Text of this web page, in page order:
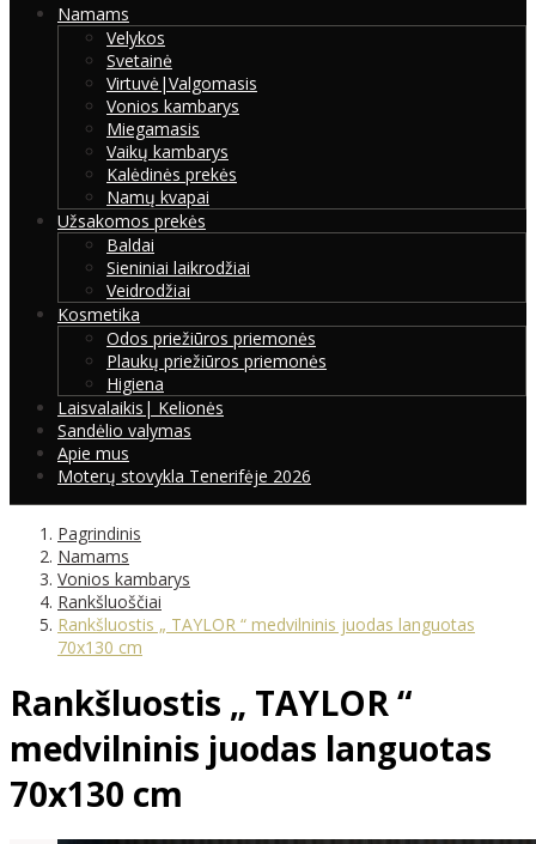
Namams
Velykos
Svetainė
Virtuvė|Valgomasis
Vonios kambarys
Miegamasis
Vaikų kambarys
Kalėdinės prekės
Namų kvapai
Užsakomos prekės
Baldai
Sieniniai laikrodžiai
Veidrodžiai
Kosmetika
Odos priežiūros priemonės
Plaukų priežiūros priemonės
Higiena
Laisvalaikis| Kelionės
Sandėlio valymas
Apie mus
Moterų stovykla Tenerifėje 2026
Pagrindinis
Namams
Vonios kambarys
Rankšluoščiai
Rankšluostis „ TAYLOR “ medvilninis juodas languotas
70x130 cm
Rankšluostis „ TAYLOR “
medvilninis juodas languotas
70x130 cm